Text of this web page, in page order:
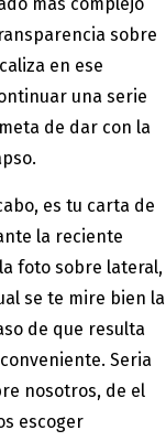
sobre
en ese
una serie
de dar con la
es tu carta de
la reciente
foto sobre lateral,
se te mire bien la
de que resulta
Seri­a
nosotros, de el
escoger